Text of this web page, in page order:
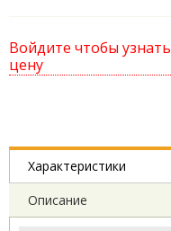
Войдите чтобы узнать
цену
Характеристики
Описание